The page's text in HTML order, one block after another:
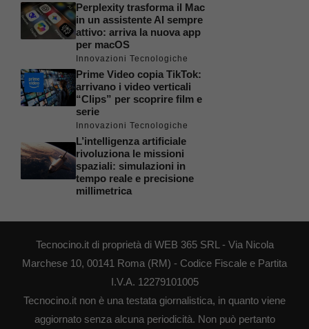
Perplexity trasforma il Mac
in un assistente AI sempre
attivo: arriva la nuova app
per macOS
Innovazioni Tecnologiche
Prime Video copia TikTok:
arrivano i video verticali
“Clips” per scoprire film e
serie
Innovazioni Tecnologiche
L’intelligenza artificiale
rivoluziona le missioni
spaziali: simulazioni in
tempo reale e precisione
millimetrica
Tecnocino.it di proprietà di WEB 365 SRL - Via Nicola
Marchese 10, 00141 Roma (RM) - Codice Fiscale e Partita
I.V.A. 12279101005
Tecnocino.it non è una testata giornalistica, in quanto viene
aggiornato senza alcuna periodicità. Non può pertanto